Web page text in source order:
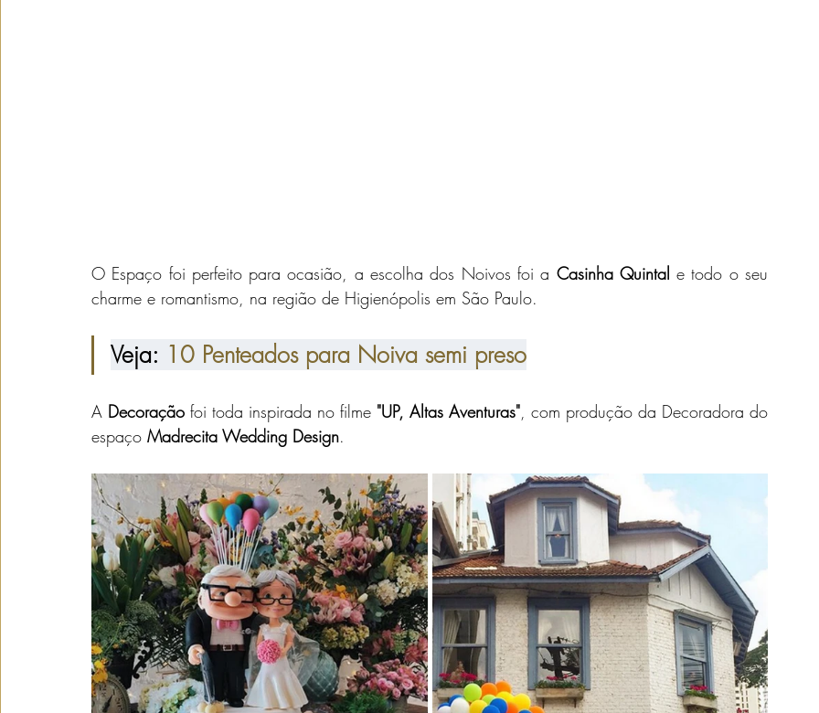
O Espaço foi perfeito para ocasião, a escolha dos Noivos foi a Casinha Quintal e todo o seu
charme e romantismo, na região de Higienópolis em São Paulo.
Veja: 10 Penteados para Noiva semi preso
A Decoração foi toda inspirada no filme "UP, Altas Aventuras", com produção da Decoradora do
espaço Madrecita Wedding Design.